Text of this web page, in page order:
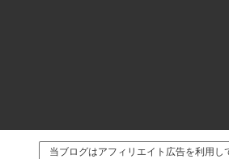
当ブログはアフィリエイト広告を利用し